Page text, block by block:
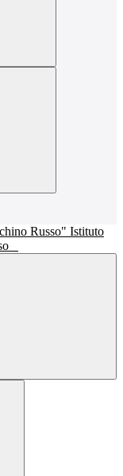
Istituto